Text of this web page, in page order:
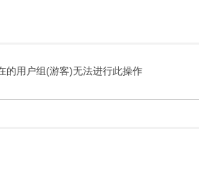
的用户组(游客)无法进行此操作